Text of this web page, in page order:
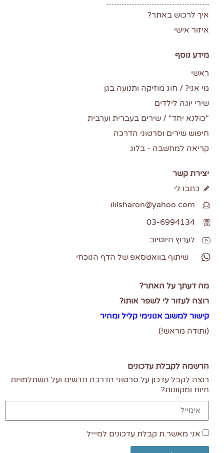
איך לרכוש באתר?
איזור אישי
מידע נוסף
ראשי
מי אני? / חוג מוזיקה ותנועה בגן
שירי יוגה לילדים
"כולנא יחד" / שירים בעברית וערבית
חיפוש שירים וסרטוני הדרכה
קריאה למחשבה - בלוג
יצירת קשר
כתבו לי
ililsharon@yahoo.com
03-6994134
לערוץ היוטיוב
שיתוף בוואטסאפ של הדף הנוכחי
מה דעתך על האתר?
רוצה לעזור לי לשפר אותו?
קישור למשוב אנונימי קליל ומהיר
(ותודה מראש!)
הרשמה לקבלת עדכונים
רוצה לקבל עדכון על סרטוני הדרכה חדשים ועל השתלמויות
חיות ומקוונות?
אני מאשר.ת קבלת עדכונים למיייל